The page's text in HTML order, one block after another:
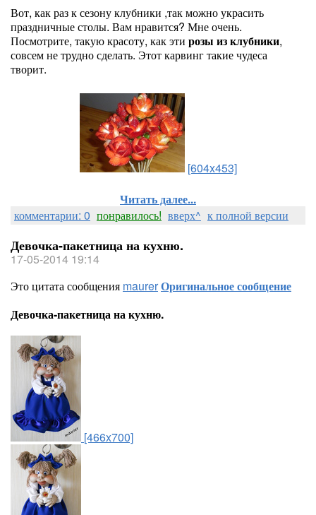
Вот, как раз к сезону клубники ,так можно украсить
праздничные столы. Вам нравится? Мне очень.
Посмотрите, такую красоту, как эти розы из клубники,
совсем не трудно сделать. Этот карвинг такие чудеса
творит.
[604x453]
Читать далее...
комментарии: 0 понравилось! вверх^ к полной версии
Девочка-пакетница на кухню.
17-05-2014 19:14
Это цитата сообщения maurerОригинальное сообщение
Девочка-пакетница на кухню.
[466x700]